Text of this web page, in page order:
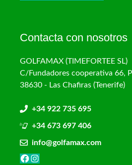
Contacta con nosotros
GOLFAMAX (TIMEFORTEE SL)
C/Fundadores cooperativa 66,
38630 - Las Chafiras (Tenerife)
+34 922 735 695
+34 673 697 406
info@golfamax.com
Facebook
Instagram